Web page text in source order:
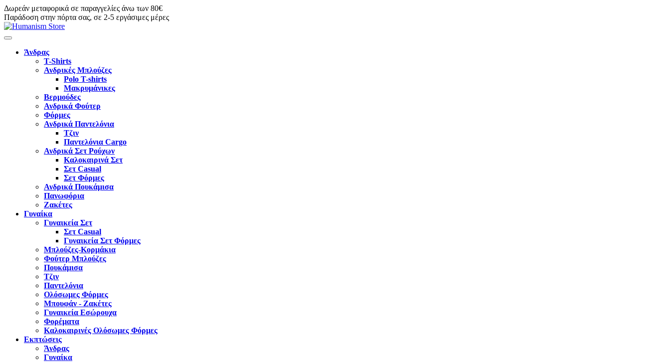
Δωρεάν μεταφορικά σε παραγγελίες άνω των 80€
Παράδοση στην πόρτα σας, σε 2-5 εργάσιμες μέρες
Άνδρας
T-Shirts
Ανδρικές Μπλούζες
Polo T-shirts
Μακρυμάνικες
Βερμούδες
Ανδρικά Φούτερ
Φόρμες
Ανδρικά Παντελόνια
Τζιν
Παντελόνια Cargo
Ανδρικά Σετ Ρούχων
Καλοκαιρινά Σετ
Σετ Casual
Σετ Φόρμες
Ανδρικά Πουκάμισα
Πανωφόρια
Ζακέτες
Γυναίκα
Γυναικεία Σετ
Σετ Casual
Γυναικεία Σετ Φόρμες
Μπλούζες-Κορμάκια
Φούτερ Μπλούζες
Πουκάμισα
Τζιν
Παντελόνια
Ολόσωμες Φόρμες
Μπουφάν - Ζακέτες
Γυναικεία Εσώρουχα
Φορέματα
Καλοκαιρινές Ολόσωμες Φόρμες
Εκπτώσεις
Άνδρας
Γυναίκα